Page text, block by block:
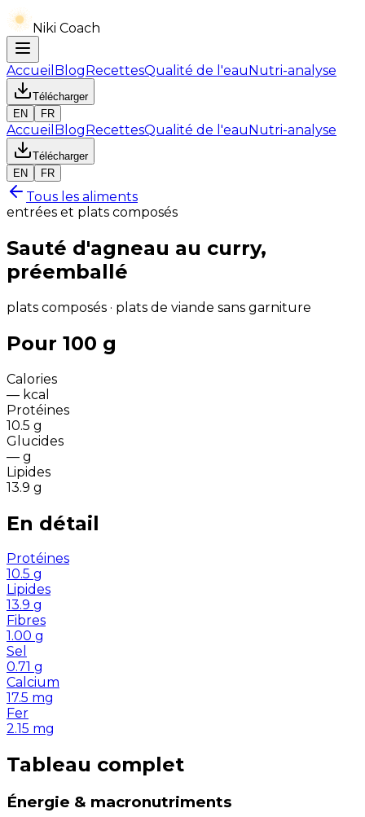
Niki Coach
Accueil BlogRecettesQualité de l'eauNutri-analyse
Télécharger
EN
FR
Accueil BlogRecettesQualité de l'eauNutri-analyse
Télécharger
EN
FR
Tous les aliments
entrées et plats composés
Sauté d'agneau au curry,
préemballé
plats composés · plats de viande sans garniture
Pour 100 g
Calories
— kcal
Protéines
10.5 g
Glucides
— g
Lipides
13.9 g
En détail
Protéines
10.5 g
Lipides
13.9 g
Fibres
1.00 g
Sel
0.71 g
Calcium
17.5 mg
Fer
2.15 mg
Tableau complet
Énergie & macronutriments